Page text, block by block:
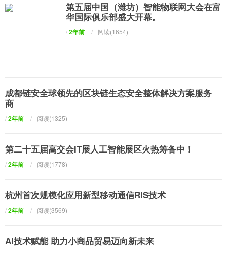
第五届中国（潍坊）智能物联网大会在富
华国际俱乐部盛大开幕。
/2年前 / 阅读(1654)
成都链安全球领先的区块链生态安全整体解决方案服务
商
/2年前 / 阅读(1325)
第二十五届高交会IT展人工智能展区火热筹备中！
/2年前 / 阅读(1778)
杭州首次规模化应用新型移动通信RIS技术
/2年前 / 阅读(3569)
AI技术赋能 助力小商品贸易迈向新未来